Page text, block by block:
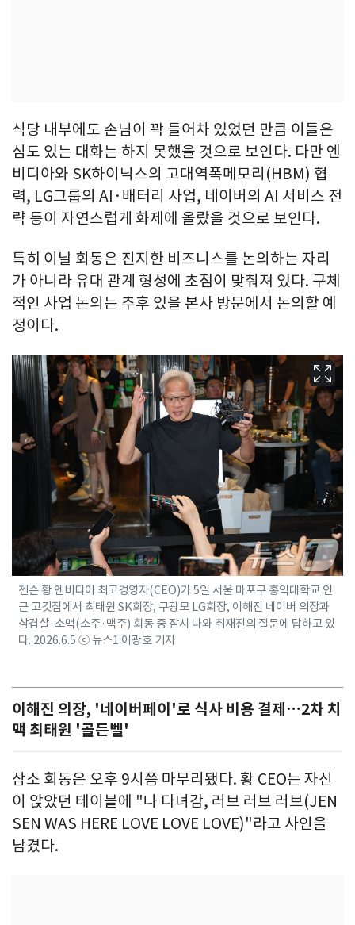
식당 내부에도 손님이 꽉 들어차 있었던 만큼 이들은
심도 있는 대화는 하지 못했을 것으로 보인다. 다만 엔
비디아와 SK하이닉스의 고대역폭메모리(HBM) 협
력, LG그룹의 AI·배터리 사업, 네이버의 AI 서비스 전
략 등이 자연스럽게 화제에 올랐을 것으로 보인다.
특히 이날 회동은 진지한 비즈니스를 논의하는 자리
가 아니라 유대 관계 형성에 초점이 맞춰져 있다. 구체
적인 사업 논의는 추후 있을 본사 방문에서 논의할 예
정이다.
젠슨 황 엔비디아 최고경영자(CEO)가 5일 서울 마포구 홍익대학교 인
근 고깃집에서 최태원 SK회장, 구광모 LG회장, 이해진 네이버 의장과
삼겹살·소맥(소주·맥주) 회동 중 잠시 나와 취재진의 질문에 답하고 있
다. 2026.6.5 ⓒ 뉴스1 이광호 기자
이해진 의장, '네이버페이'로 식사 비용 결제…2차 치
맥 최태원 '골든벨'
삼소 회동은 오후 9시쯤 마무리됐다. 황 CEO는 자신
이 앉았던 테이블에 "나 다녀감, 러브 러브 러브(JEN
SEN WAS HERE LOVE LOVE LOVE)"라고 사인을
남겼다.